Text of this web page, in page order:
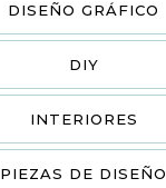
DISEÑO GRÁFICO
DIY
INTERIORES
PIEZAS DE DISEÑO